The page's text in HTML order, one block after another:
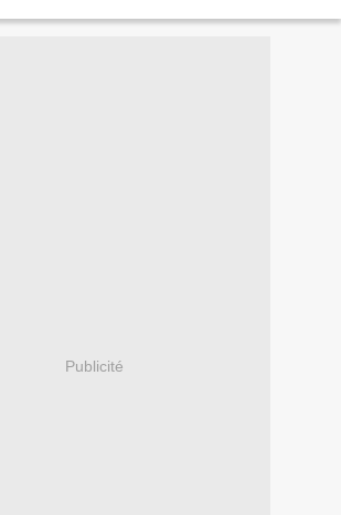
Publicité